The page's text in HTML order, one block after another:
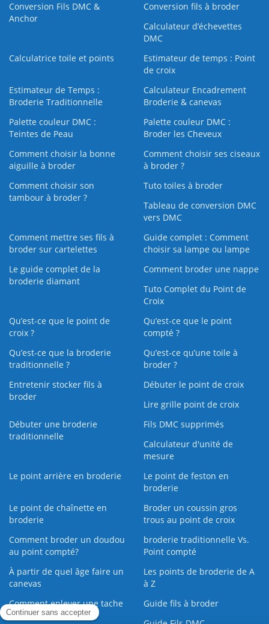
Conversion Fils DMC &
Anchor
Conversion fils à broder
Calculateur d’échevettes
DMC
Calculatrice toile et points
Estimateur de temps : Point
de croix
Estimateur de Temps :
Broderie Traditionnelle
Calculateur Encadrement
Broderie & canevas
Palette couleur DMC :
Teintes de Peau
Palette couleur DMC :
Broder les Cheveux
Comment choisir la bonne
aiguille à broder
Comment choisir ses ciseaux
à broder ?
Comment choisir son
tambour à broder ?
Tuto toiles à broder
Tableau de conversion DMC
vers DMC
Comment mettre ses fils à
broder sur cartelettes
Guide complet : Comment
choisir sa lampe ou lampe
Le guide complet de la
broderie diamant
Comment broder une nappe
Tuto Complet du Point de
Croix
Qu’est-ce que le point de
croix ?
Qu’est-ce que le point
compté ?
Qu’est-ce que la broderie
traditionnelle ?
Qu’est‑ce qu’une toile à
broder ?
Entretenir stocker fils à
broder
Débuter le point de croix
Lire grille point de croix
Débuter une broderie
traditionnelle
Fils DMC supprimés
Calculateur d'unité de
mesure
Le point arrière en broderie
Le point de feston en
broderie
Le point de chaînette en
broderie
Broder un coussin gros
trous au point de croix
Comment broder un doudou
au point compté?
broderie traditionnelle Vs.
Point compté
À partir de quel âge faire un
canevas
Les points de broderie de A
à Z
Comment enlever une tache
sur une broderie
Guide fils à broder